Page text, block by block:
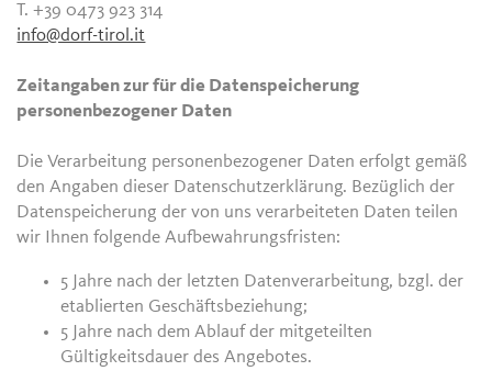
T. +39 0473 923 314
info@dorf-tirol.it
Zeitangaben zur für die Datenspeicherung
personenbezogener Daten
Die Verarbeitung personenbezogener Daten erfolgt gemäß
den Angaben dieser Datenschutzerklärung. Bezüglich der
Datenspeicherung der von uns verarbeiteten Daten teilen
wir Ihnen folgende Aufbewahrungsfristen:
5 Jahre nach der letzten Datenverarbeitung, bzgl. der
etablierten Geschäftsbeziehung;
5 Jahre nach dem Ablauf der mitgeteilten
Gültigkeitsdauer des Angebotes.